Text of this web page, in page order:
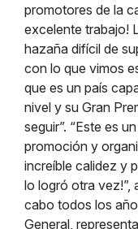
promotores de la
excelente trabajo!
hazaña difícil de
con lo que vimos
que es un país
nivel y su Gran
seguir”. “Este es
promoción y
increíble calidez y
lo logró otra vez!”,
cabo todos los
General,